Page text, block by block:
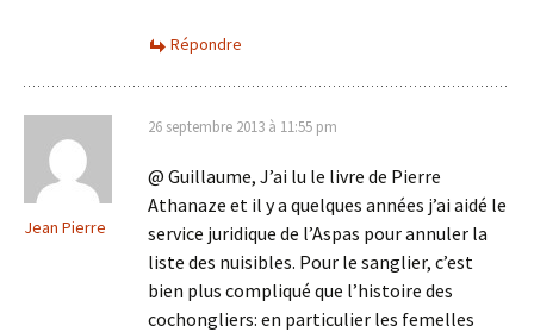
Répondre
Jean Pierre
26 septembre 2013 à 11:55 pm
@ Guillaume, J’ai lu le livre de Pierre
Athanaze et il y a quelques années j’ai aidé le
service juridique de l’Aspas pour annuler la
liste des nuisibles. Pour le sanglier, c’est
bien plus compliqué que l’histoire des
cochongliers: en particulier les femelles